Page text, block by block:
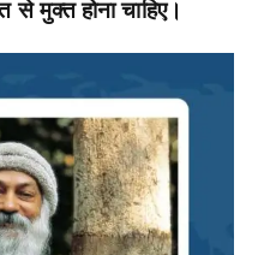
मुक्त होना चाहिए।